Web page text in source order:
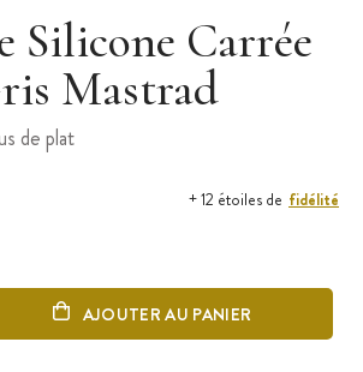
Silicone Carrée
Mastrad
de plat
+ 12 étoiles de fidélité
AJOUTER AU PANIER